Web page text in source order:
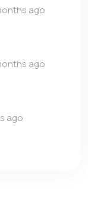
ago
ago
ago